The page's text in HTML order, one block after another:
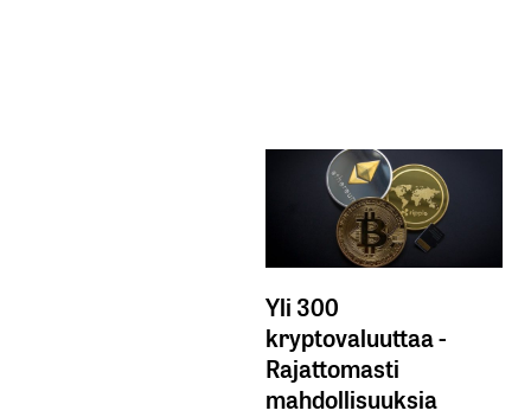
Yli 300
kryptovaluuttaa -
Rajattomasti
mahdollisuuksia